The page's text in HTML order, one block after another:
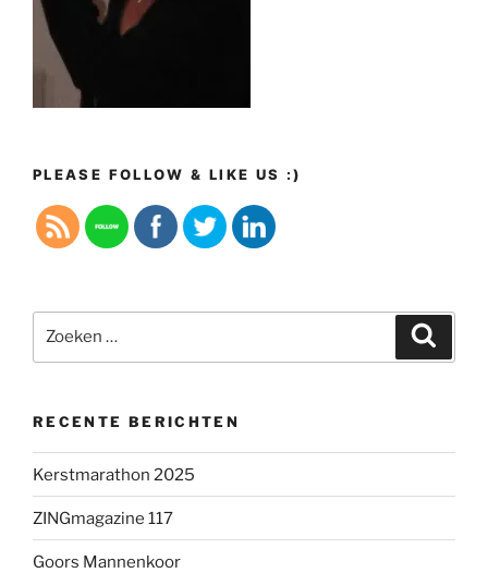
PLEASE FOLLOW & LIKE US :)
naar:
RECENTE BERICHTEN
Kerstmarathon 2025
ZINGmagazine 117
Goors Mannenkoor